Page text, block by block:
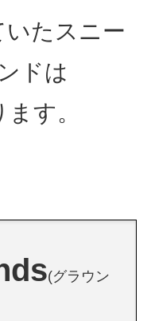
いたスニー
ドは
す。
(グラウン